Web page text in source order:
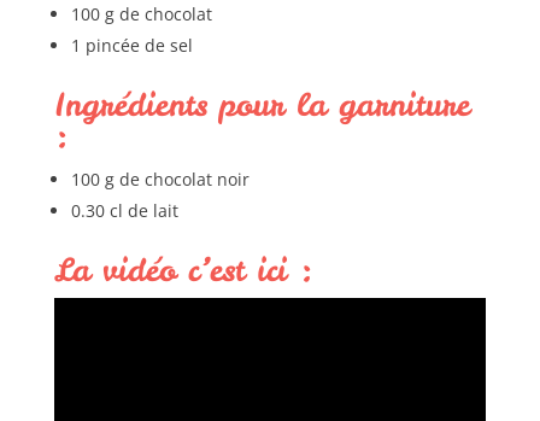
100 g de chocolat
1 pincée de sel
Ingrédients pour la garniture
:
100 g de chocolat noir
0.30 cl de lait
La vidéo c’est ici :